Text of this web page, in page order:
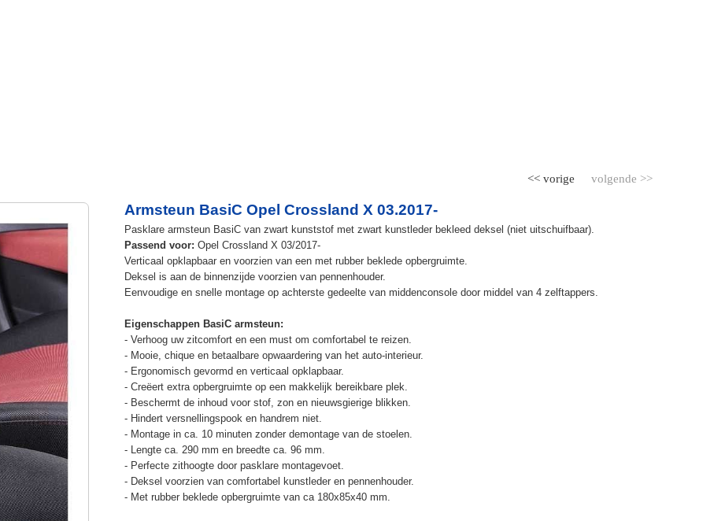
volgende >>
<< vorige
Armsteun BasiC Opel Crossland X 03.2017-
Pasklare armsteun BasiC van zwart kunststof met zwart kunstleder bekleed deksel (niet uitschuifbaar).
Passend voor: Opel Crossland X 03/2017-
Verticaal opklapbaar en voorzien van een met rubber beklede opbergruimte.
Deksel is aan de binnenzijde voorzien van pennenhouder.
Eenvoudige en snelle montage op achterste gedeelte van middenconsole door middel van 4 zelftappers.
Eigenschappen BasiC armsteun:
- Verhoog uw zitcomfort en een must om comfortabel te reizen.
- Mooie, chique en betaalbare opwaardering van het auto-interieur.
- Ergonomisch gevormd en verticaal opklapbaar.
- Creëert extra opbergruimte op een makkelijk bereikbare plek.
- Beschermt de inhoud voor stof, zon en nieuwsgierige blikken.
- Hindert versnellingspook en handrem niet.
- Montage in ca. 10 minuten zonder demontage van de stoelen.
- Lengte ca. 290 mm en breedte ca. 96 mm.
- Perfecte zithoogte door pasklare montagevoet.
- Deksel voorzien van comfortabel kunstleder en pennenhouder.
- Met rubber beklede opbergruimte van ca 180x85x40 mm.